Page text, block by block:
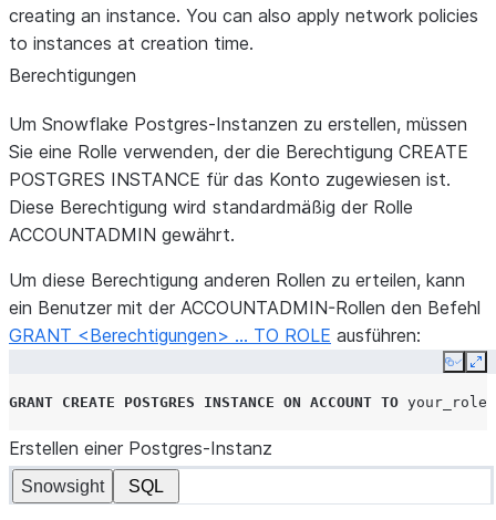
creating an instance. You can also apply network policies
to instances at creation time.
Berechtigungen
Um Snowflake Postgres-Instanzen zu erstellen, müssen
Sie eine Rolle verwenden, der die Berechtigung CREATE
POSTGRES INSTANCE für das Konto zugewiesen ist.
Diese Berechtigung wird standardmäßig der Rolle
ACCOUNTADMIN gewährt.
Um diese Berechtigung anderen Rollen zu erteilen, kann
ein Benutzer mit der ACCOUNTADMIN-Rollen den Befehl
GRANT <Berechtigungen> … TO ROLE ausführen:
Copy
GRANT CREATE POSTGRES INSTANCE ON ACCOUNT TO your_role
Erstellen einer Postgres-Instanz
Snowsight SQL